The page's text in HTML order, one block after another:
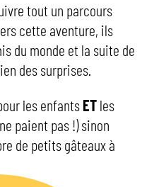
tout un parcours
cette aventure, ils
du monde et la suite de
des surprises.
les enfantsETles
paient pas !) sinon
de petits gâteaux à